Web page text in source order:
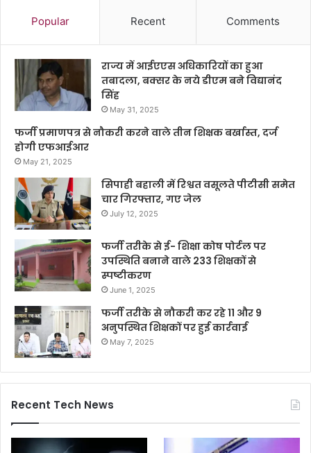
Popular Recent Comments
राज्य में आईएएस अधिकारियों का हुआ
तबादला, बक्सर के नये डीएम बने विद्यानंद
सिंह
May 31, 2025
फर्जी प्रमाणपत्र से नौकरी करने वाले तीन शिक्षक बर्खास्त, दर्ज
होगी एफआईआर
May 21, 2025
सिपाही बहाली में रिश्वत वसूलते पीटीसी समेत
चार गिरफ्तार, गए जेल
July 12, 2025
फर्जी तरीके से ई- शिक्षा कोष पोर्टल पर
उपस्थिति बनाने वाले 233 शिक्षकों से
स्पष्टीकरण
June 1, 2025
फर्जी तरीके से नौकरी कर रहे 11 और 9
अनुपस्थित शिक्षकों पर हुई कार्रवाई
May 7, 2025
Recent Tech News